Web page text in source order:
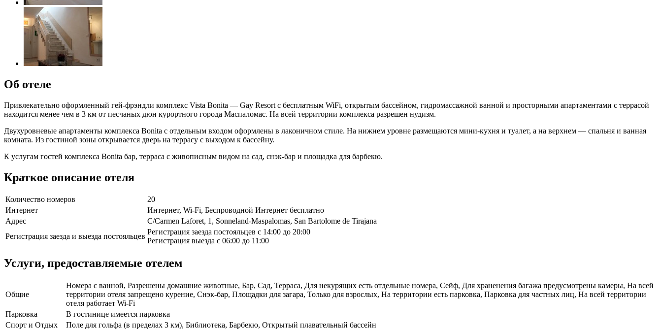
Об отеле
Привлекательно оформленный гей-фрэндли комплекс Vista Bonita — Gay Resort с бесплатным WiFi, открытым бассейном, гидромассажной ванной и просторными апартаментами с террасой
находится менее чем в 3 км от песчаных дюн курортного города Маспаломас. На всей территории комплекса разрешен нудизм.
Двухуровневые апартаменты комплекса Bonita с отдельным входом оформлены в лаконичном стиле. На нижнем уровне размещаются мини-кухня и туалет, а на верхнем — спальня и ванная
комната. Из гостиной зоны открывается дверь на террасу с выходом к бассейну.
К услугам гостей комплекса Bonita бар, терраса с живописным видом на сад, снэк-бар и площадка для барбекю.
Краткое описание отеля
Количество номеров
20
Интернет
Интернет, Wi-Fi, Беспроводной Интернет бесплатно
Адрес
C/Carmen Laforet, 1, Sonneland-Maspalomas, San Bartolome de Tirajana
Регистрация заезда и выезда постояльцев
Регистрация заезда постояльцев с 14:00 до 20:00
Регистрация выезда с 06:00 до 11:00
Услуги, предоставляемые отелем
Общие
Номера с ванной, Разрешены домашние животные, Бар, Сад, Терраса, Для некурящих есть отдельные номера, Сейф, Для храненения багажа предусмотрены камеры, На всей
территории отеля запрещено курение, Снэк-бар, Площадки для загара, Только для взрослых, На территории есть парковка, Парковка для частных лиц, На всей территории
отеля работает Wi-Fi
Парковка
В гостинице имеется парковка
Спорт и Отдых
Поле для гольфа (в пределах 3 км), Библиотека, Барбекю, Открытый плавательный бассейн